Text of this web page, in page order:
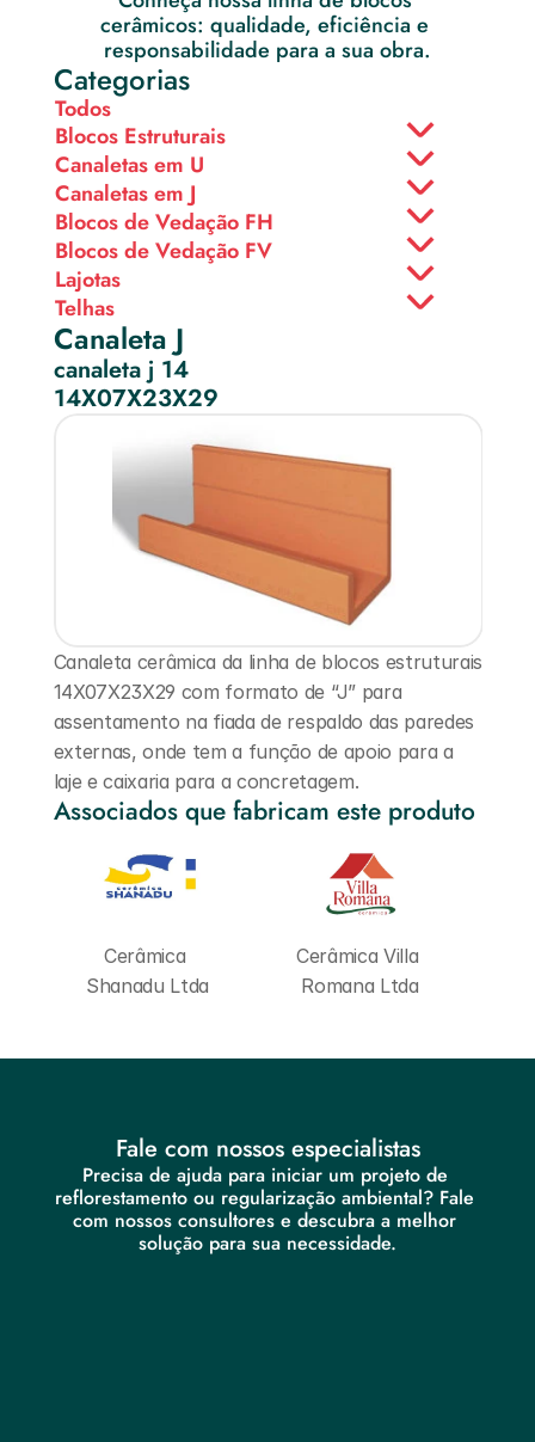
cerâmicos: qualidade, eficiência e
responsabilidade para a sua obra.
Categorias
Todos
Blocos Estruturais
Canaletas em U
Canaletas em J
Blocos de Vedação FH
Blocos de Vedação FV
Lajotas
Telhas
Canaleta J
canaleta j 14
14X07X23X29
Associados que fabricam este produto
Canaleta cerâmica da linha de blocos estruturais
14X07X23X29 com formato de “J” para
assentamento na fiada de respaldo das paredes
externas, onde tem a função de apoio para a
laje e caixaria para a concretagem.
Cerâmica
Shanadu Ltda
Cerâmica Villa
Romana Ltda
Fale com nossos especialistas
Precisa de ajuda para iniciar um projeto de
reflorestamento ou regularização ambiental? Fale
com nossos consultores e descubra a melhor
solução para sua necessidade.